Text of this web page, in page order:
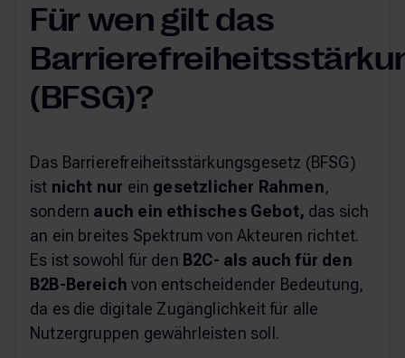
Für wen gilt das
(BFSG)?
Das Barrierefreiheitsstärkungsgesetz (BFSG)
ist nicht nur ein gesetzlicher Rahmen,
sondern auch ein ethisches Gebot, das sich
an ein breites Spektrum von Akteuren richtet.
Es ist sowohl für den B2C- als auch für den
B2B-Bereich von entscheidender Bedeutung,
da es die digitale Zugänglichkeit für alle
Nutzergruppen gewährleisten soll.